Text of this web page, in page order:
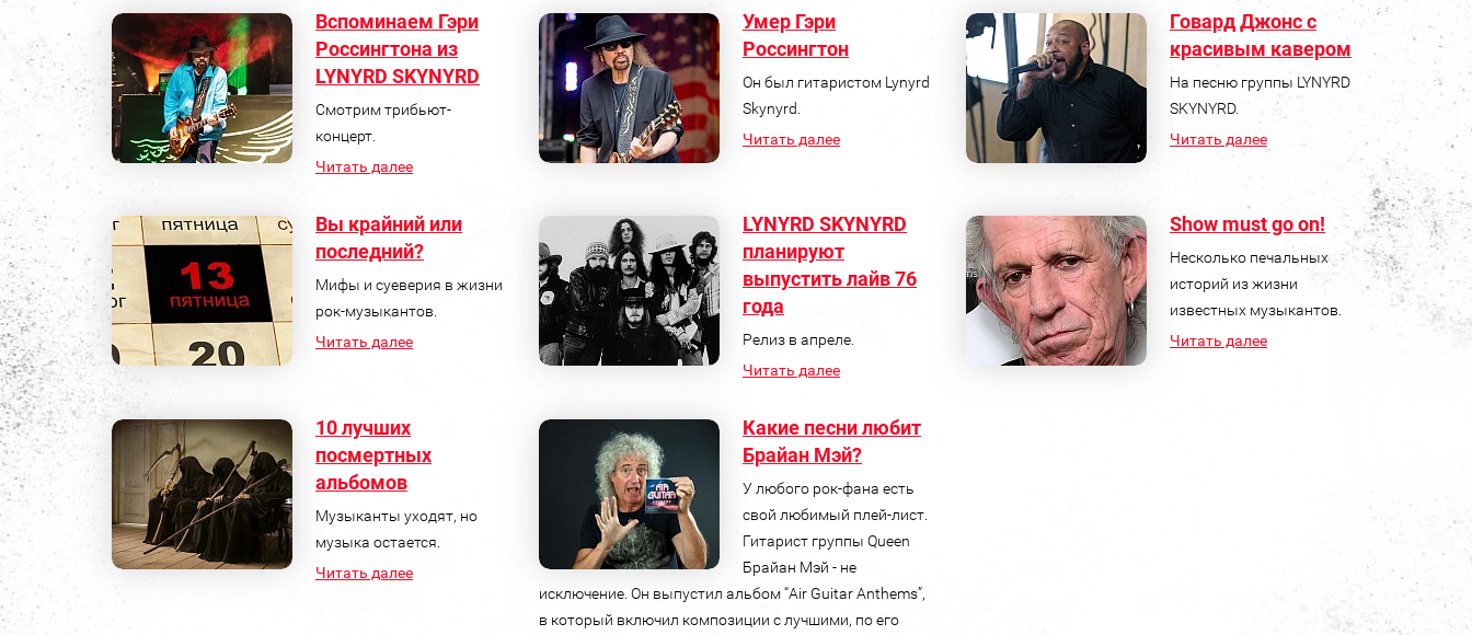
Вспоминаем Гэри
Россингтона из
LYNYRD SKYNYRD
Смотрим трибьют-
концерт.
Читать далее
Умер Гэри
Россингтон
Он был гитаристом Lynyrd
Skynyrd.
Читать далее
Говард Джонс с
красивым кавером
На песню группы LYNYRD
SKYNYRD.
Читать далее
Вы крайний или
последний?
Мифы и суеверия в жизни
рок-музыкантов.
Читать далее
LYNYRD SKYNYRD
планируют
выпустить лайв 76
года
Релиз в апреле.
Читать далее
Show must go on!
Несколько печальных
историй из жизни
известных музыкантов.
Читать далее
10 лучших
посмертных
альбомов
Музыканты уходят, но
музыка остается.
Читать далее
Какие песни любит
Брайан Мэй?
У любого рок-фана есть
свой любимый плей-лист.
Гитарист группы Queen
Брайан Мэй - не
исключение. Он выпустил альбом “Air Guitar Anthems”,
в который включил композиции с лучшими, по его